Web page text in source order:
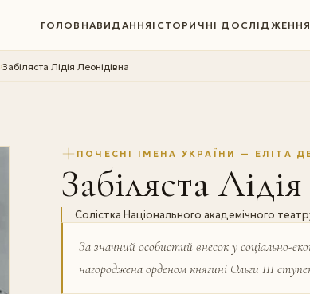
ГОЛОВНАВИДАННЯ ІСТОРИЧНІ ДОСЛІДЖЕННЯ
›Забіляста Лідія Леонідівна
ПОЧЕСНІ ІМЕНА УКРАЇНИ — ЕЛІТА
Забіляста
Солістка Національного академічного
За значний особистий внесок у соціально-
нагороджена орденом княгині Ольги III